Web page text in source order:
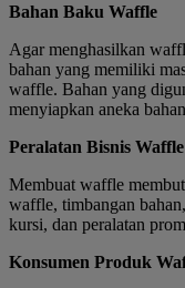
Bahan Baku Waffle
Agar menghasilkan
bahan yang memiliki
waffle. Bahan yang
menyiapkan aneka
Peralatan Bisnis Waffle
Membuat waffle
waffle, timbangan
kursi, dan peralatan
Konsumen Produk